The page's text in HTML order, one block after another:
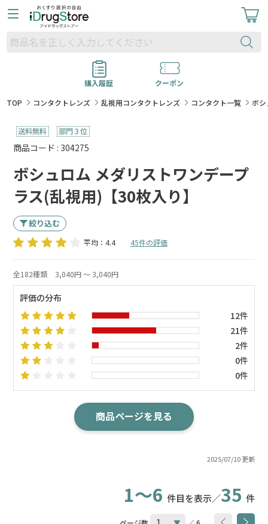
購入履歴
クーポン
TOP
コンタクトレンズ 乱視用コンタクトレンズ コンタクト一覧 ボ
商品コード : 304275
ボシュロム メダリストワンデープ
ラス(乱視用)【30枚入り】
絞り込む
平均：4.4 45件の評価
2025/07/10 更新
全182種類 3,040円 ～ 3,040円
評価の分布
12件
21件
2件
0件
0件
商品ページを見る
1～6 件目を表示／35 件